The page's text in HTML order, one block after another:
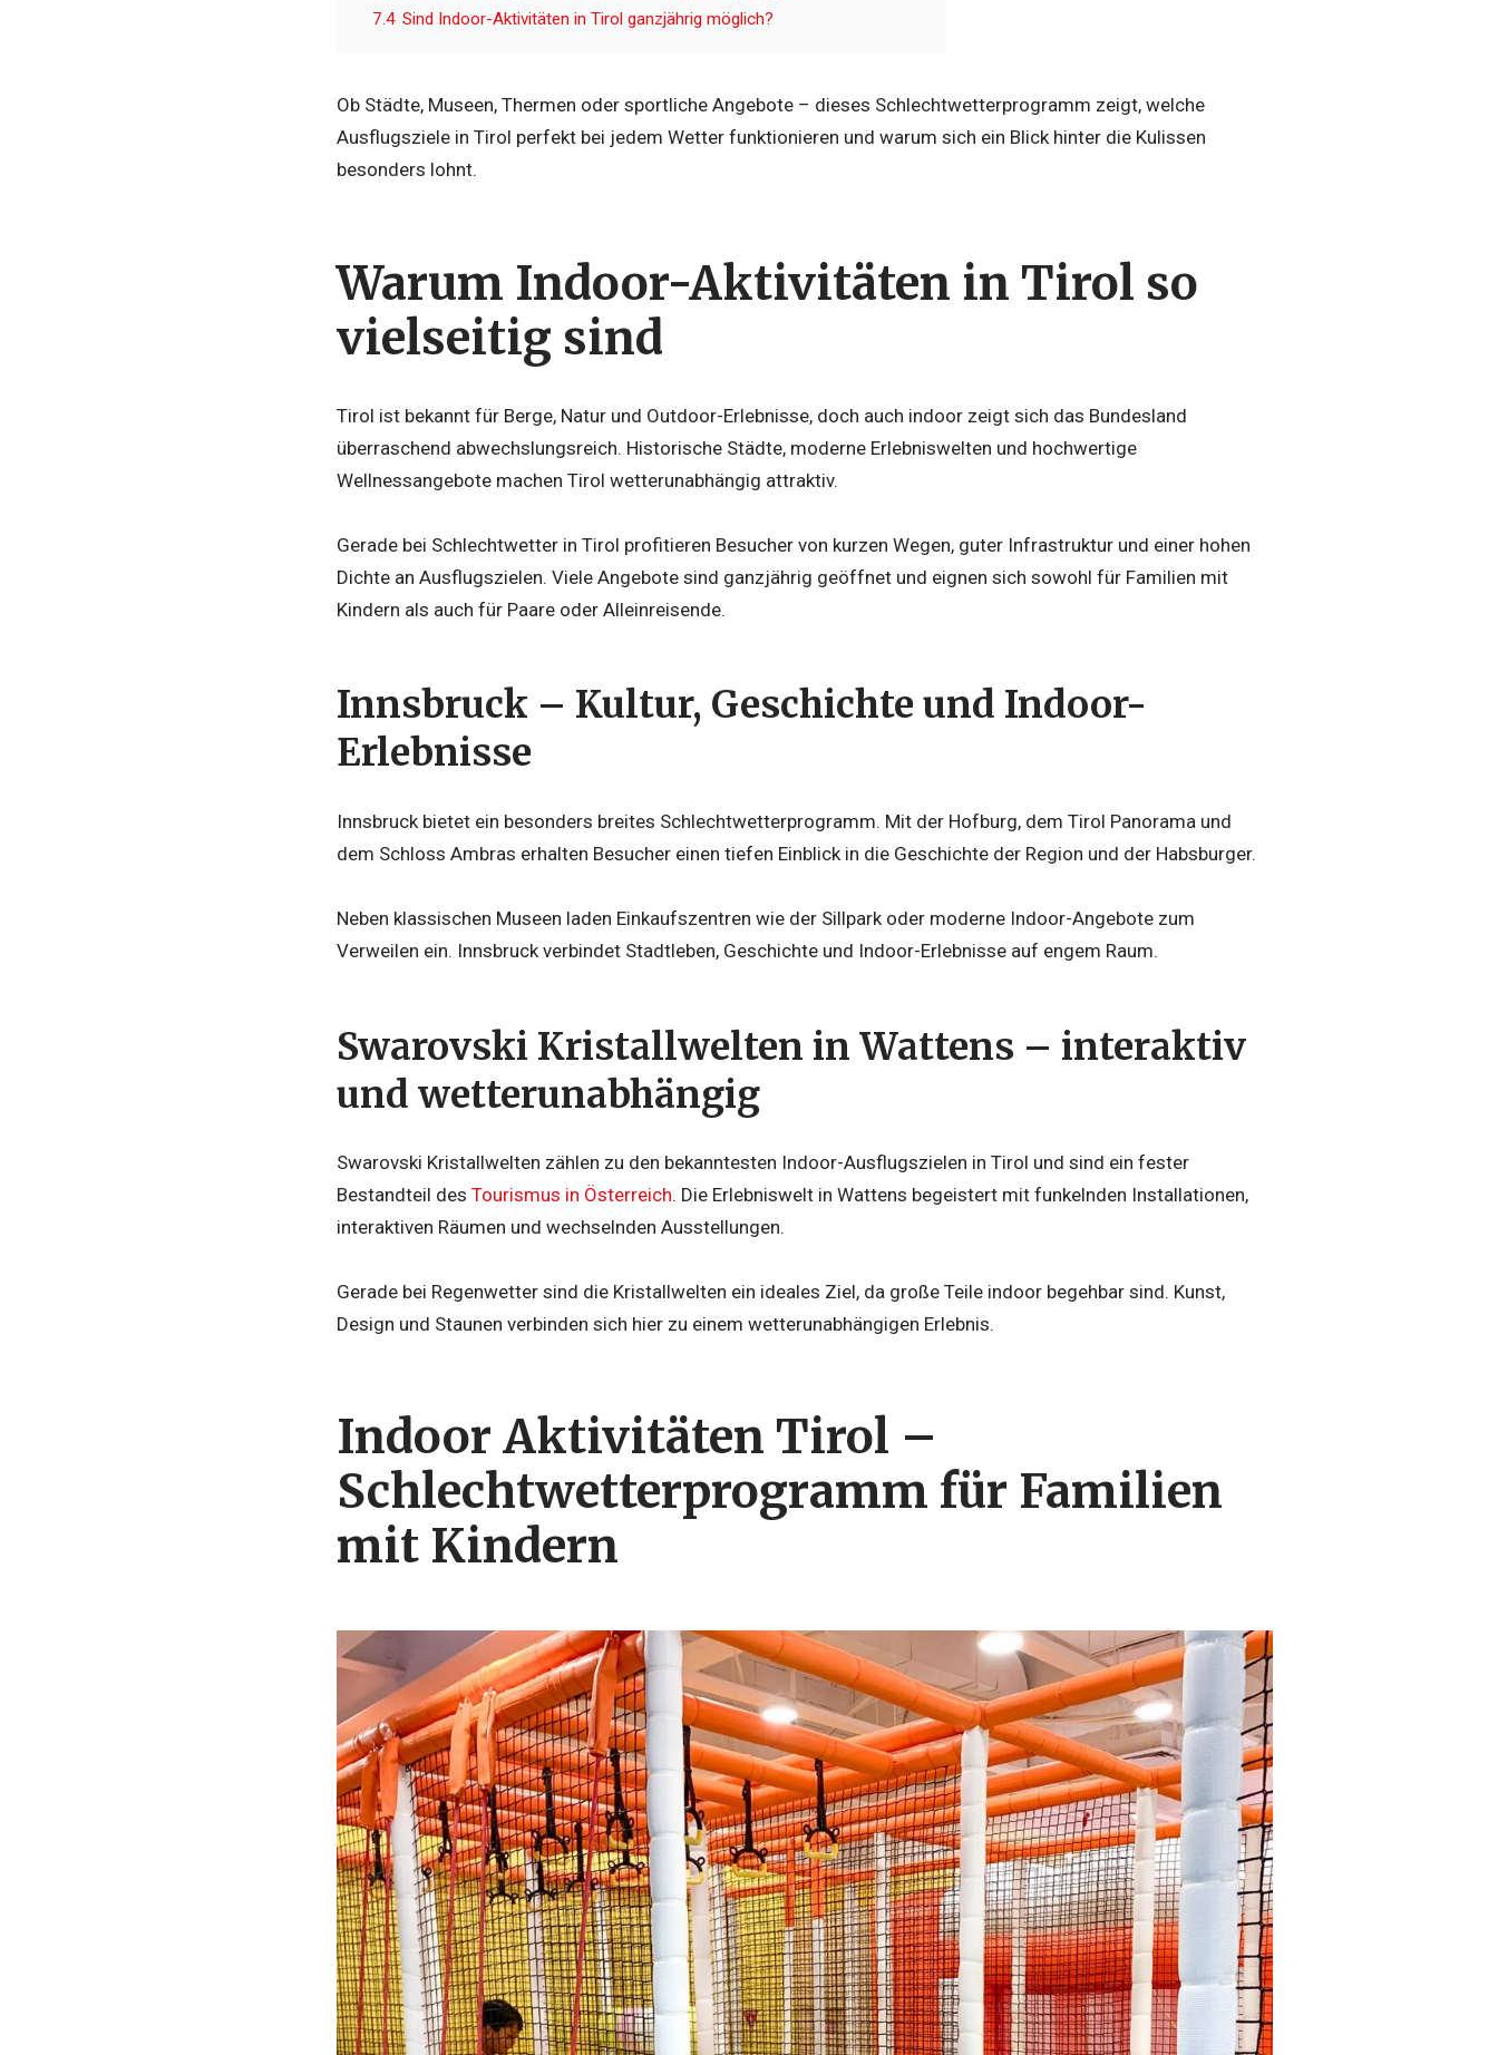
7.4 Sind Indoor-Aktivitäten in Tirol ganzjährig möglich?
Ob Städte, Museen, Thermen oder sportliche Angebote – dieses Schlechtwetterprogramm zeigt, welche
Ausflugsziele in Tirol perfekt bei jedem Wetter funktionieren und warum sich ein Blick hinter die Kulissen
besonders lohnt.
Warum Indoor-Aktivitäten in Tirol so
vielseitig sind
Tirol ist bekannt für Berge, Natur und Outdoor-Erlebnisse, doch auch indoor zeigt sich das Bundesland
überraschend abwechslungsreich. Historische Städte, moderne Erlebniswelten und hochwertige
Wellnessangebote machen Tirol wetterunabhängig attraktiv.
Gerade bei Schlechtwetter in Tirol profitieren Besucher von kurzen Wegen, guter Infrastruktur und einer hohen
Dichte an Ausflugszielen. Viele Angebote sind ganzjährig geöffnet und eignen sich sowohl für Familien mit
Kindern als auch für Paare oder Alleinreisende.
Innsbruck – Kultur, Geschichte und Indoor-
Erlebnisse
Innsbruck bietet ein besonders breites Schlechtwetterprogramm. Mit der Hofburg, dem Tirol Panorama und
dem Schloss Ambras erhalten Besucher einen tiefen Einblick in die Geschichte der Region und der Habsburger.
Neben klassischen Museen laden Einkaufszentren wie der Sillpark oder moderne Indoor-Angebote zum
Verweilen ein. Innsbruck verbindet Stadtleben, Geschichte und Indoor-Erlebnisse auf engem Raum.
Swarovski Kristallwelten in Wattens – interaktiv
und wetterunabhängig
Swarovski Kristallwelten zählen zu den bekanntesten Indoor-Ausflugszielen in Tirol und sind ein fester
Bestandteil des Tourismus in Österreich. Die Erlebniswelt in Wattens begeistert mit funkelnden Installationen,
interaktiven Räumen und wechselnden Ausstellungen.
Gerade bei Regenwetter sind die Kristallwelten ein ideales Ziel, da große Teile indoor begehbar sind. Kunst,
Design und Staunen verbinden sich hier zu einem wetterunabhängigen Erlebnis.
Indoor Aktivitäten Tirol –
Schlechtwetterprogramm für Familien
mit Kindern